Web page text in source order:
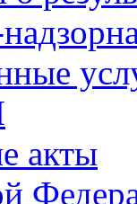
акты